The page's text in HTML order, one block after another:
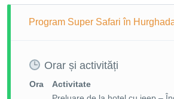
Program Super Safari în
Orar și activități
Ora Activitate